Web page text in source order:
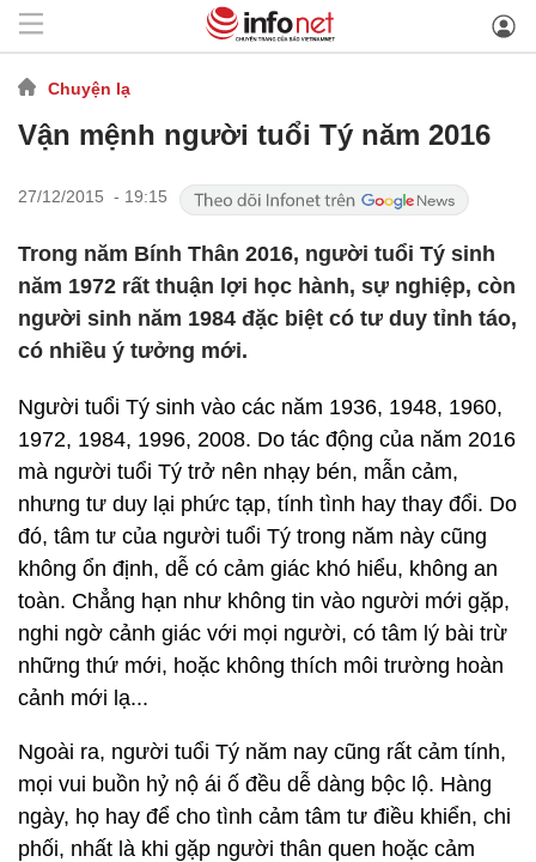
Chuyện lạ
Vận mệnh người tuổi Tý năm 2016
27/12/2015 - 19:15
Trong năm Bính Thân 2016, người tuổi Tý sinh
năm 1972 rất thuận lợi học hành, sự nghiệp, còn
người sinh năm 1984 đặc biệt có tư duy tỉnh táo,
có nhiều ý tưởng mới.
Người tuổi Tý sinh vào các năm 1936, 1948, 1960,
1972, 1984, 1996, 2008. Do tác động của năm 2016
mà người tuổi Tý trở nên nhạy bén, mẫn cảm,
nhưng tư duy lại phức tạp, tính tình hay thay đổi. Do
đó, tâm tư của người tuổi Tý trong năm này cũng
không ổn định, dễ có cảm giác khó hiểu, không an
toàn. Chẳng hạn như không tin vào người mới gặp,
nghi ngờ cảnh giác với mọi người, có tâm lý bài trừ
những thứ mới, hoặc không thích môi trường hoàn
cảnh mới lạ...
Ngoài ra, người tuổi Tý năm nay cũng rất cảm tính,
mọi vui buồn hỷ nộ ái ố đều dễ dàng bộc lộ. Hàng
ngày, họ hay để cho tình cảm tâm tư điều khiển, chi
phối, nhất là khi gặp người thân quen hoặc cảm